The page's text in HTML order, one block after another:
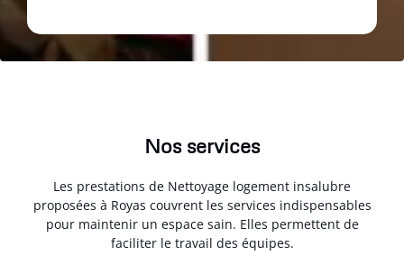
Nos services
Les prestations de Nettoyage logement insalubre
proposées à Royas couvrent les services indispensables
pour maintenir un espace sain. Elles permettent de
faciliter le travail des équipes.